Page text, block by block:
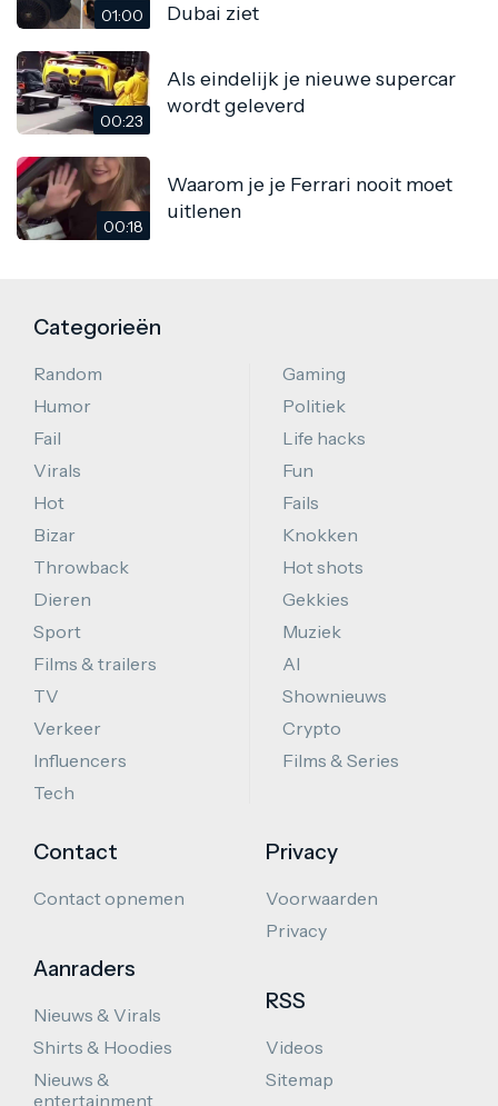
01:00
Dubai ziet
00:23
Als eindelijk je nieuwe supercar
wordt geleverd
00:18
Waarom je je Ferrari nooit moet
uitlenen
Categorieën
Random
Humor
Fail
Virals
Hot
Bizar
Throwback
Dieren
Sport
Films & trailers
TV
Verkeer
Influencers
Tech
Gaming
Politiek
Life hacks
Fun
Fails
Knokken
Hot shots
Gekkies
Muziek
AI
Shownieuws
Crypto
Films & Series
Contact
Contact opnemen
Aanraders
Nieuws & Virals
Shirts & Hoodies
Nieuws &
entertainment
Privacy
Voorwaarden
Privacy
RSS
Videos
Sitemap